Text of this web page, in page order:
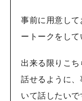
事前に用意して
ートークをして
出来る限りこ
話せるように
いて話したい